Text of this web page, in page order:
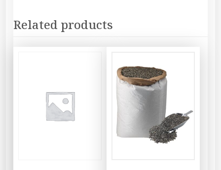
Related products